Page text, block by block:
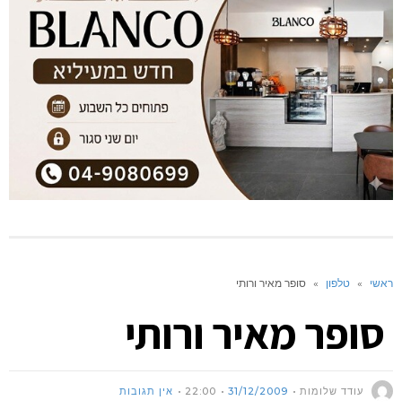
ראשי » טלפון » סופר מאיר ורותי
סופר מאיר ורותי
עודד שלומות 31/12/2009
22:00 אין תגובות